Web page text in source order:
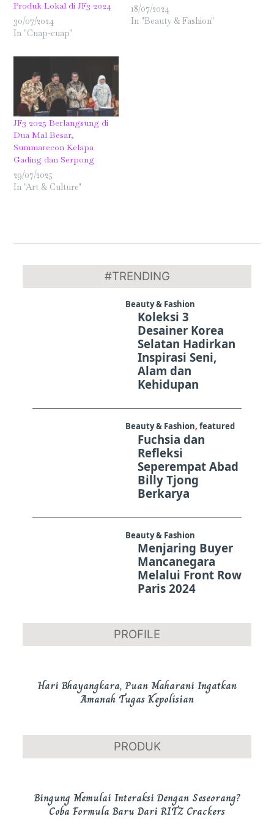
Produk Lokal di JF3 2024
30/07/2024
In "Cuap-cuap"
18/07/2024
In "Beauty & Fashion"
JF3 2025 Berlangsung di
Dua Mal Besar,
Summarecon Kelapa
Gading dan Serpong
29/07/2025
In "Art & Culture"
30
#TRENDING
Beauty & Fashion
Koleksi 3
Desainer Korea
Selatan Hadirkan
Inspirasi Seni,
Alam dan
Kehidupan
Beauty & Fashion, featured
Fuchsia dan
Refleksi
Seperempat Abad
Billy Tjong
Berkarya
Beauty & Fashion
Menjaring Buyer
Mancanegara
Melalui Front Row
Paris 2024
PROFILE
Hari Bhayangkara, Puan Maharani Ingatkan
Amanah Tugas Kepolisian
PRODUK
Bingung Memulai Interaksi Dengan Seseorang?
Coba Formula Baru Dari RITZ Crackers